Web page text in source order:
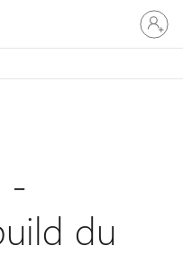
vous
à
compte
-
du